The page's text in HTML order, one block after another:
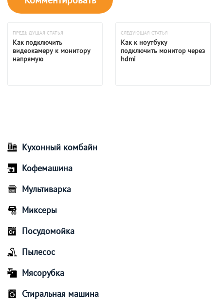
ПРЕДЫДУЩАЯ СТАТЬЯ
Как подключить
видеокамеру к монитору
напрямую
СЛЕДУЮЩАЯ СТАТЬЯ
Как к ноутбуку
подключить монитор через
hdmi
Кухонный комбайн
Кофемашина
Мультиварка
Миксеры
Посудомойка
Пылесос
Мясорубка
Стиральная машина